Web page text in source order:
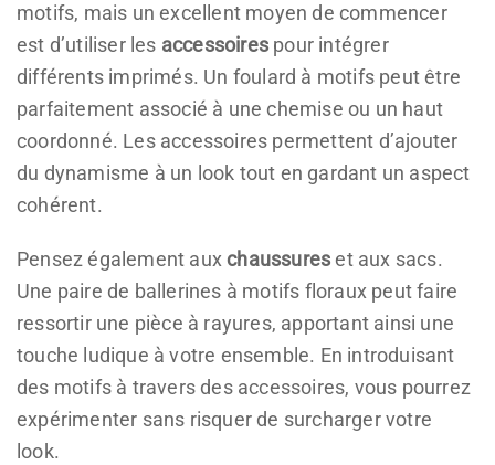
motifs, mais un excellent moyen de commencer
est d’utiliser les accessoires pour intégrer
différents imprimés. Un foulard à motifs peut être
parfaitement associé à une chemise ou un haut
coordonné. Les accessoires permettent d’ajouter
du dynamisme à un look tout en gardant un aspect
cohérent.
Pensez également auxchaussureset aux sacs.
Une paire de ballerines à motifs floraux peut faire
ressortir une pièce à rayures, apportant ainsi une
touche ludique à votre ensemble. En introduisant
des motifs à travers des accessoires, vous pourrez
expérimenter sans risquer de surcharger votre
look.